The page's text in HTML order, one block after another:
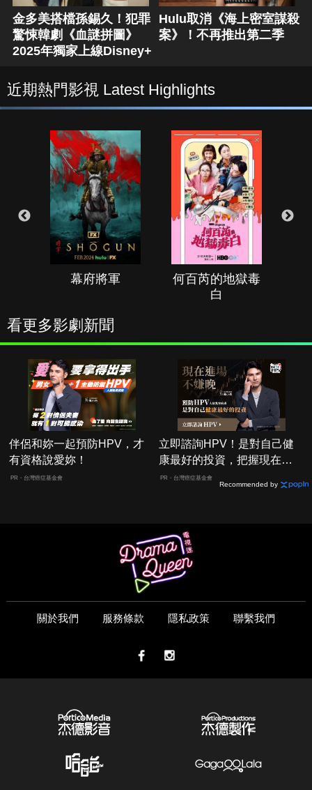
金多美搭檔孫錫久！犯罪
驚悚韓劇《血謎拼圖》
2025年獨家上線Disney+
Hulu取消《海上密室謀殺
案》！不再推出第二季
近期熱門影視 Latest Highlights
幕府將軍
何百芮的地獄毒
白
看更多影劇新聞
伴侶和妳一起預防HPV，才
有資格說愛妳！
PR・台灣癌症基金會
立即諮詢HPV！是對自己健
康最好的投資，把握現在不
嫌晚！
PR・台灣癌症基金會
Recommended by
關於我們 服務條款 隱私政策 聯繫我們